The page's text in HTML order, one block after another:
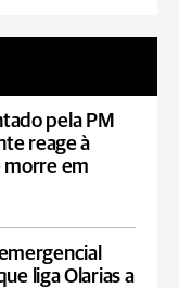
pela PM
reage à
morre em
liga Olarias a